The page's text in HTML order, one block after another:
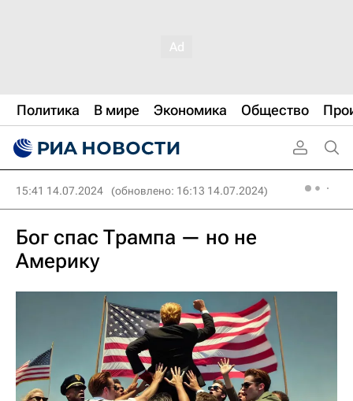
Политика В мире Экономика Общество
15:41 14.07.2024 (обновлено: 16:13 14.07.2024)
Бог спас Трампа — но не
Америку